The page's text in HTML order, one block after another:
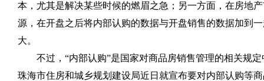
本，尤其是解决某些时候的燃眉之急；另一方面，在房地
源，在开盘之后将内部认购的数据与开盘销售的数据加到
大。
不过，“内部认购”是国家对商品房销售管理的相关规
珠海市住房和城乡规划建设局近日就宣布要对内部认购等